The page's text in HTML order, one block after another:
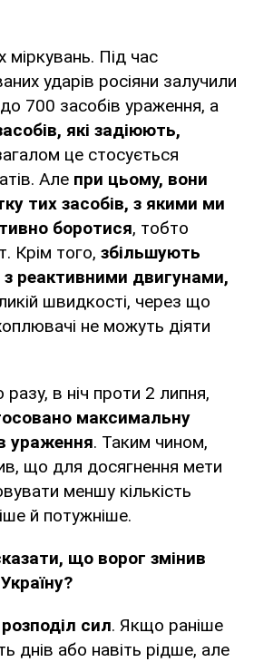
Під час
ударів росіяни залучили
700 засобів ураження, а
які задіюють,
це стосується
Але при цьому, вони
тих засобів, з якими ми
боротися, тобто
Крім того, збільшують
з реактивними двигунами,
швидкості, через що
не можуть діяти
в ніч проти 2 липня,
максимальну
ураження. Таким чином,
що для досягнення мети
меншу кількість
й потужніше.
що ворог змінив
сил. Якщо раніше
днів або навіть рідше, але